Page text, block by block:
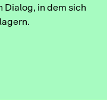
Dialog, in dem sich